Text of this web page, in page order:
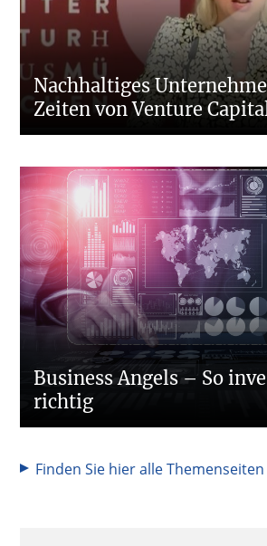
Nachhaltiges
Zeiten von Venture
Business Angels – So
richtig
Finden Sie hier alle